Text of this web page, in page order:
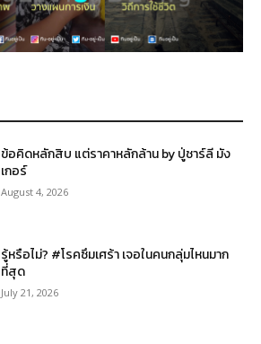
ข้อคิดหลักสิบ แต่ราคาหลักล้าน by ปู่ชาร์ลี มัง
เกอร์
August 4, 2026
รู้หรือไม่? #โรคซึมเศร้า เจอในคนกลุ่มไหนมาก
ที่สุด
July 21, 2026